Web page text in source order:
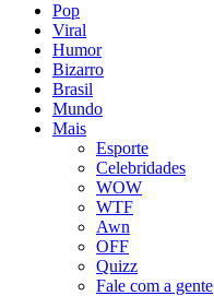
Pop
Viral
Humor
Bizarro
Brasil
Mundo
Mais
Esporte
Celebridades
WOW
WTF
Awn
OFF
Quizz
Fale com a gente